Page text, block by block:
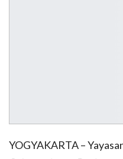
YOGYAKARTA –